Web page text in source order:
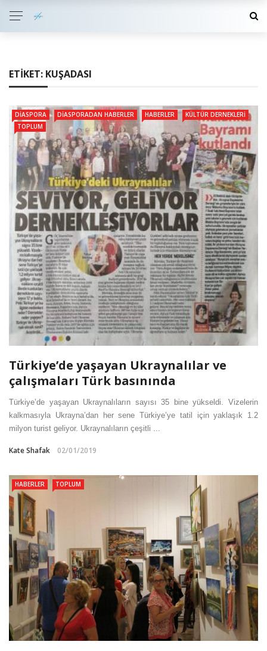
ETIKET: KUŞADASI
DIASPORA DIASPORADAN HABERLER HABERLER
KÜLTÜR DERNEKLERI
TOPLUM
Türkiye’de yaşayan Ukraynalılar ve
çalışmaları Türk basınında
Türkiye’de yaşayan Ukraynalıların sayısı 35 bine yükseldi. Vizelerin
kalkmasıyla Ukrayna’dan her sene Türkiye’ye tatil için yaklaşık 1.2
milyon turist geliyor. Ukraynalıların çeşitli ...
Kate Shafak 02/01/2019
HABERLER TOPLUM